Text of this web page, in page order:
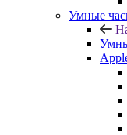
Умные